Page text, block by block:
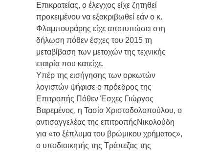
Επικρατείας, ο έλεγχος είχε ζητηθεί
προκειμένου να εξακριβωθεί εάν ο κ.
Φλαμπουράρης είχε αποτυπώσει στη
δήλωση πόθεν έσχες του 2015 τη
μεταβίβαση των μετοχών της τεχνικής
εταιρία που κατείχε.
Υπέρ της εισήγησης των ορκωτών
λογιστών ψήφισε ο πρόεδρος της
Επιτροπής Πόθεν Έσχες Γιώργος
Βαρεμένος, η Τασία Χριστοδολοπούλου, ο
αντισαγγελέας της επιτροπήςΝικολούδη
για «το ξέπλυμα του βρώμικου χρήματος»,
ο υποδιοικητής της Τράπεζας της